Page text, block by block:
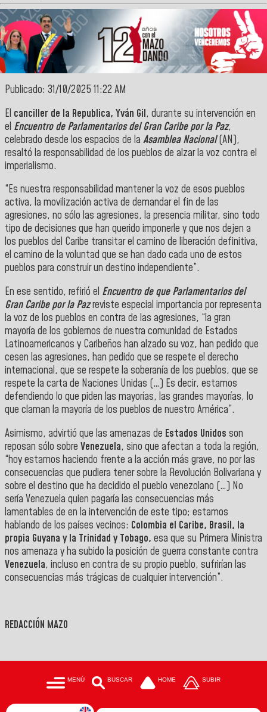
Publicado: 31/10/2025 11:22 AM
El canciller de la Republica, Yván Gil, durante su intervención en
el Encuentro de Parlamentarios del Gran Caribe por la Paz,
celebrado desde los espacios de la Asamblea Nacional(AN),
resaltó la responsabilidad de los pueblos de alzar la voz contra el
imperialismo.
“Es nuestra responsabilidad mantener la voz de esos pueblos
activa, la movilización activa de demandar el fin de las
agresiones, no sólo las agresiones, la presencia militar, sino todo
tipo de decisiones que han querido imponerle y que nos dejen a
los pueblos del Caribe transitar el camino de liberación definitiva,
el camino de la voluntad que se han dado cada uno de estos
pueblos para construir un destino independiente”.
En ese sentido, refirió el Encuentro de que Parlamentarios del
Gran Caribe por la Pazreviste especial importancia por representa
la voz de los pueblos en contra de las agresiones, “la gran
mayoría de los gobiernos de nuestra comunidad de Estados
Latinoamericanos y Caribeños han alzado su voz, han pedido que
cesen las agresiones, han pedido que se respete el derecho
internacional, que se respete la soberanía de los pueblos, que se
respete la carta de Naciones Unidas (…) Es decir, estamos
defendiendo lo que piden las mayorías, las grandes mayorías, lo
que claman la mayoría de los pueblos de nuestro América”.
Asimismo, advirtió que las amenazas de Estados Unidos son
reposan sólo sobre Venezuela, sino que afectan a toda la región,
“hoy estamos haciendo frente a la acción más grave, no por las
consecuencias que pudiera tener sobre la Revolución Bolivariana y
sobre el destino que ha decidido el pueblo venezolano (…) No
sería Venezuela quien pagaría las consecuencias más
lamentables de en la intervención de este tipo; estamos
hablando de los países vecinos: Colombia el Caribe, Brasil, la
propia Guyana y la Trinidad y Tobago, esa que su Primera Ministra
nos amenaza y ha subido la posición de guerra constante contra
Venezuela, incluso en contra de su propio pueblo, sufrirían las
consecuencias más trágicas de cualquier intervención”.
REDACCIÓN MAZO
MENÚ BUSCAR HOME SUBIR